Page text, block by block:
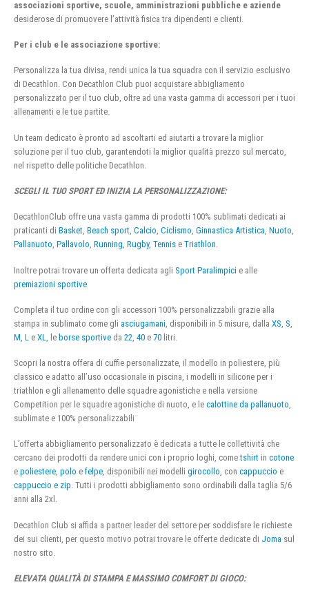
associazioni sportive, scuole, amministrazioni pubbliche e aziende
desiderose di promuovere l’attività fisica tra dipendenti e clienti.
Per i club e le associazione sportive:
Personalizza la tua divisa, rendi unica la tua squadra con il servizio esclusivo
di Decathlon. Con Decathlon Club puoi acquistare abbigliamento
personalizzato per il tuo club, oltre ad una vasta gamma di accessori per i tuoi
allenamenti e le tue partite.
Un team dedicato è pronto ad ascoltarti ed aiutarti a trovare la miglior
soluzione per il tuo club, garantendoti la miglior qualità prezzo sul mercato,
nel rispetto delle politiche Decathlon.
SCEGLI IL TUO SPORT ED INIZIA LA PERSONALIZZAZIONE:
DecathlonClub offre una vasta gamma di prodotti 100% sublimati dedicati ai
praticanti di Basket, Beach sport, Calcio, Ciclismo, Ginnastica Artistica, Nuoto,
Pallanuoto, Pallavolo, Running, Rugby, Tennis e Triathlon.
Inoltre potrai trovare un offerta dedicata agli Sport Paralimpici e alle
premiazioni sportive
Completa il tuo ordine con gli accessori 100% personalizzabili grazie alla
stampa in sublimato come gli asciugamani , disponibili in 5 misure, dalla XS S
M L e XL , le borse sportive da 22 40 e 70 litri.
Scopri la nostra offera di cuffie personalizzate, il modello in poliestere, più
classico e adatto all’uso occasionale in piscina, i modelli in silicone per i
triathlon e gli allenamento delle squadre agonistiche e nella versione
Competition per le squadre agonistiche di nuoto, e le calottine da pallanuoto,
sublimate e 100% personalizzabili
L’offerta abbigliamento personalizzato è dedicata a tutte le collettività che
cercano dei prodotti da rendere unici con i proprio loghi, cometshirt in cotone
e poliestere, polo e felpe, disponibili nei modelli girocollo, con cappuccio e
cappuccio e zip. Tutti i prodotti abbigliamento sono ordinabili dalla taglia 5/6
anni alla 2xl.
Decathlon Club si affida a partner leader del settore per soddisfare le richieste
dei sui clienti, per questo motivo potrai trovare le offerte dedicate di Joma sul
nostro sito.
ELEVATA QUALITÀ DI STAMPA E MASSIMO COMFORT DI GIOCO: